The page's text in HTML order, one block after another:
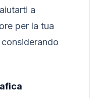
a
per la tua